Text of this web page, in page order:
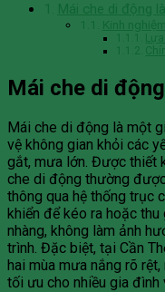
Mái che di động
Kinh
Mái che di
Mái che di động là một
vệ không gian khỏi các
gắt, mưa lớn. Được thiết
che di động thường
thông qua hệ thống trục
khiển để kéo ra hoặc
nhàng, không làm ảnh
trình. Đặc biệt, tại Cần
hai mùa mưa nắng rõ
tối ưu cho nhiều gia đình